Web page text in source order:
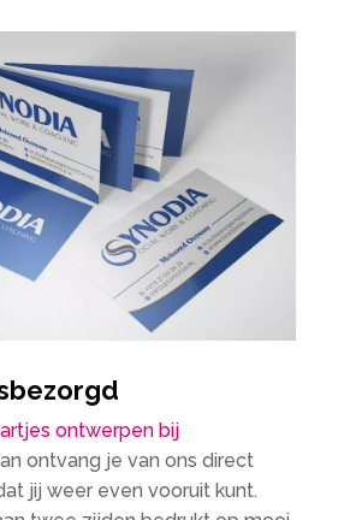
ontwerpen bij
ontvang je van ons direct
jij weer even vooruit kunt.